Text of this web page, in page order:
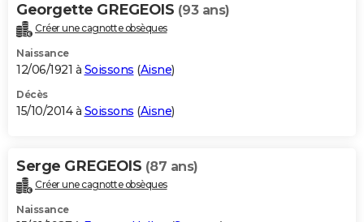
Georgette GREGEOIS (93 ans)
Créer une cagnotte obsèques
Naissance
12/06/1921 à Soissons (Aisne)
Décès
15/10/2014 à Soissons (Aisne)
Serge GREGEOIS (87 ans)
Créer une cagnotte obsèques
Naissance